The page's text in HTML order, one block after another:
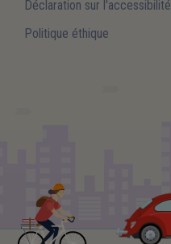
Déclaration sur l'accessibilité
Politique éthique